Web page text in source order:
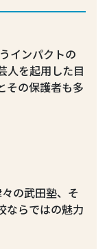
インパクトの
人を起用した目
その保護者も多
の武田塾、そ
ならではの魅力